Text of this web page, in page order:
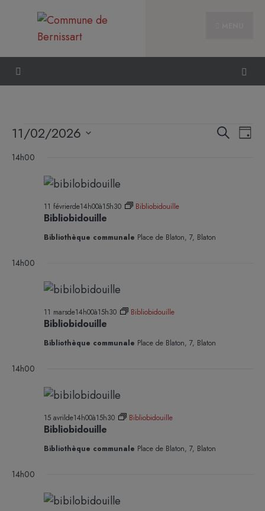
Recherche
Jour
11/02/2026
une
14h00
Bibliobidouille
11 févrierde14h00à15h30 Bibliobidouille
Bibliothèque communale Place de Blaton, 7, Blaton
14h00
Bibliobidouille
11 marsde14h00à15h30 Bibliobidouille
Bibliothèque communale Place de Blaton, 7, Blaton
14h00
Bibliobidouille
15 avrilde14h00à15h30 Bibliobidouille
Bibliothèque communale Place de Blaton, 7, Blaton
14h00